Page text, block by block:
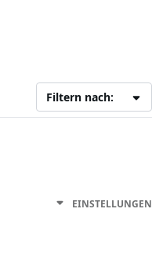
Filtern nach:
EINSTELLUNGEN